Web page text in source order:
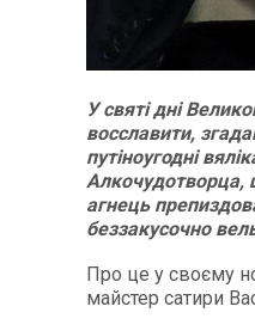
У святі дні
восславити,
путіноугодні
Алкочудотворца,
агнець
беззакусочно
Про це у своєму
майстер сатири